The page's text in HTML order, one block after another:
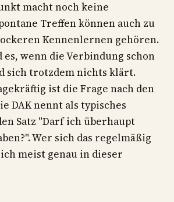
macht noch keine
Treffen können auch zu
Kennenlernen gehören.
wenn die Verbindung schon
sich trotzdem nichts klärt.
ist die Frage nach den
DAK nennt als typisches
Satz "Darf ich überhaupt
Wer sich das regelmäßig
meist genau in dieser